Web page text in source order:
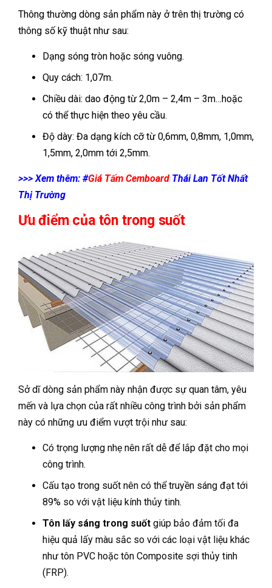
Thông thường dòng sản phẩm này ở trên thị trường có
thông số kỹ thuật như sau:
Dạng sóng tròn hoặc sóng vuông.
Quy cách: 1,07m.
Chiều dài: dao động từ 2,0m – 2,4m – 3m…hoặc
có thể thực hiện theo yêu cầu.
Độ dày: Đa dạng kích cỡ từ 0,6mm, 0,8mm, 1,0mm,
1,5mm, 2,0mm tới 2,5mm.
>>> Xem thêm: #Giá Tấm Cemboard Thái Lan Tốt Nhất
Thị Trường
Ưu điểm của tôn trong suốt
Sở dĩ dòng sản phẩm này nhận được sự quan tâm, yêu
mến và lựa chọn của rất nhiều công trình bởi sản phẩm
này có những ưu điểm vượt trội như sau:
Có trọng lượng nhẹ nên rất dễ để lắp đặt cho mọi
công trình.
Cấu tạo trong suốt nên có thể truyền sáng đạt tới
89% so với vật liệu kính thủy tinh.
Tôn lấy sáng trong suốt giúp bảo đảm tối đa
hiệu quả lấy màu sắc so với các loại vật liệu khác
như tôn PVC hoặc tôn Composite sợi thủy tinh
(FRP).